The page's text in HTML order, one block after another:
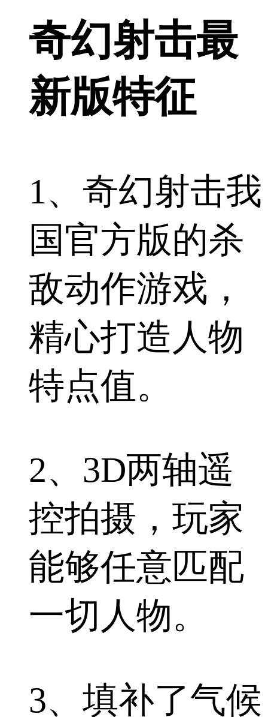
奇幻射击最
新版特征
1、奇幻射击我
国官方版的杀
敌动作游戏，
精心打造人物
特点值。
2、3D两轴遥
控拍摄，玩家
能够任意匹配
一切人物。
3、填补了气候